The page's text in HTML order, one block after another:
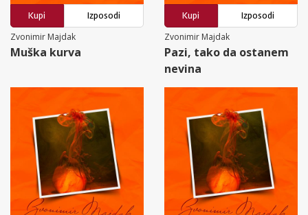
Kupi
Izposodi
Zvonimir Majdak
Muška kurva
Kupi
Izposodi
Zvonimir Majdak
Pazi, tako da ostanem
nevina